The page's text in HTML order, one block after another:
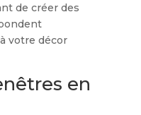
de créer des
votre décor
en